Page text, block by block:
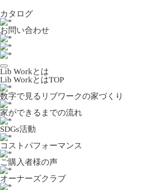
カタログ
お問い合わせ
Lib Workとは
Lib WorkとはTOP
数字で⾒るリブワークの家づくり
家ができるまでの流れ
SDGs活動
コストパフォーマンス
ご購入者様の声
オーナーズクラブ